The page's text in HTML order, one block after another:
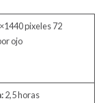
pixeles 72
ojo
2,5 horas